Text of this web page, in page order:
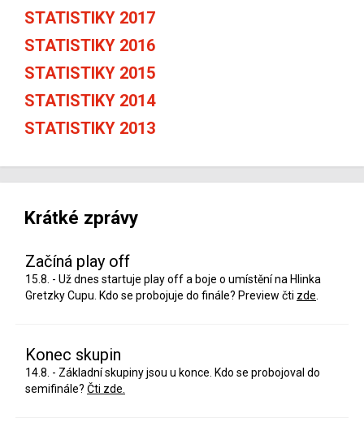
STATISTIKY 2017
STATISTIKY 2016
STATISTIKY 2015
STATISTIKY 2014
STATISTIKY 2013
Krátké zprávy
Začíná play off
15.8. - Už dnes startuje play off a boje o umístění na Hlinka
Gretzky Cupu. Kdo se probojuje do finále? Preview čti zde
Konec skupin
14.8. - Základní skupiny jsou u konce. Kdo se probojoval do
semifinále? Čti zde.